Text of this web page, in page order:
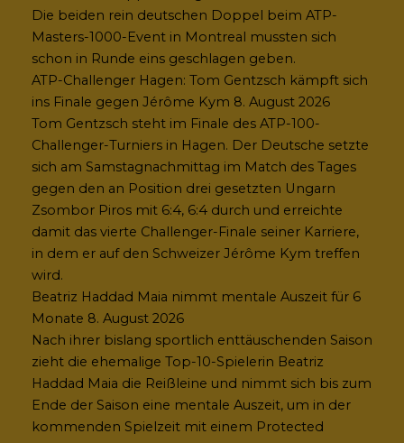
Die beiden rein deutschen Doppel beim ATP-
Masters-1000-Event in Montreal mussten sich
schon in Runde eins geschlagen geben.
ATP-Challenger Hagen: Tom Gentzsch kämpft sich
ins Finale gegen Jérôme Kym 8. August 2026
Tom Gentzsch steht im Finale des ATP-100-
Challenger-Turniers in Hagen. Der Deutsche setzte
sich am Samstagnachmittag im Match des Tages
gegen den an Position drei gesetzten Ungarn
Zsombor Piros mit 6:4, 6:4 durch und erreichte
damit das vierte Challenger-Finale seiner Karriere,
in dem er auf den Schweizer Jérôme Kym treffen
wird.
Beatriz Haddad Maia nimmt mentale Auszeit für 6
Monate 8. August 2026
Nach ihrer bislang sportlich enttäuschenden Saison
zieht die ehemalige Top-10-Spielerin Beatriz
Haddad Maia die Reißleine und nimmt sich bis zum
Ende der Saison eine mentale Auszeit, um in der
kommenden Spielzeit mit einem Protected